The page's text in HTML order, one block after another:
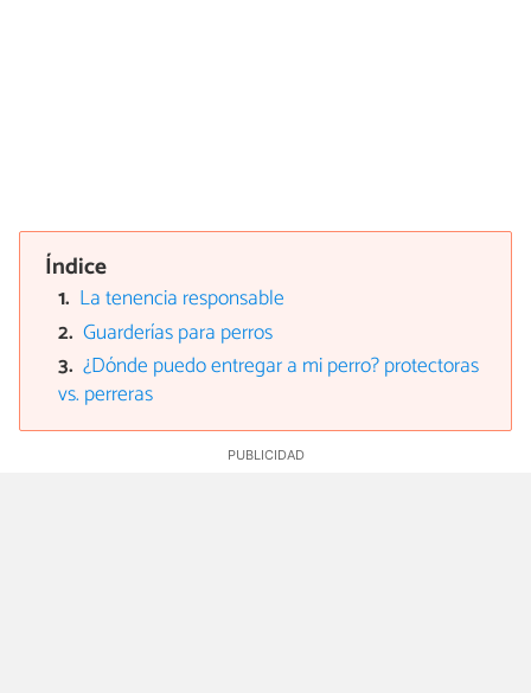
Índice
La tenencia responsable
Guarderías para perros
¿Dónde puedo entregar a mi perro? protectoras
vs. perreras